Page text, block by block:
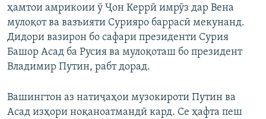
ҳамтои амрикоии ӯ Ҷон Керрӣ имрӯз дар Вена
мулоқот ва вазъияти Сурияро баррасӣ мекунанд.
Дидори вазирон бо сафари президенти Сурия
Башор Асад ба Русия ва мулоқоташ бо президент
Владимир Путин, рабт дорад.
Вашингтон аз натиҷаҳои музокироти Путин ва
Асад изҳори ноқаноатмандӣ кард. Се ҳафта пеш